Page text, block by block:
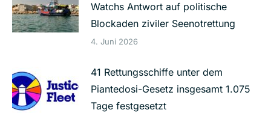
Watchs Antwort auf politische
Blockaden ziviler Seenotrettung
4. Juni 2026
41 Rettungsschiffe unter dem
Piantedosi-Gesetz insgesamt 1.075
Tage festgesetzt